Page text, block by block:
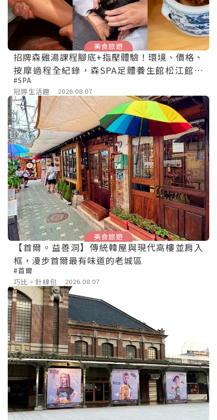
美食旅遊
招牌森雞湯課程腳底+指壓體驗！環境、價格、
按摩過程全紀錄，森SPA足體養生館松江館最
新價格表
#SPA
冠婷生活趣
2026.08.07
美食旅遊
【首爾。益善洞】傳統韓屋與現代高樓並肩入
框，漫步首爾最有味道的老城區
#首爾
巧比。針線包
2026.08.07